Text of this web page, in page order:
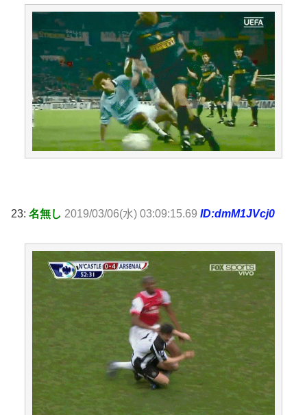
23: 名無し 2019/03/06(水) 03:09:15.69 ID:dmM1JVcj0